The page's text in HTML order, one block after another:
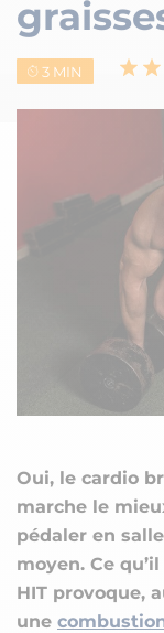
3 MIN
Oui, le cardio
marche le
pédaler en
moyen. Ce
HIT provoque,
une